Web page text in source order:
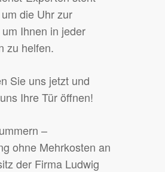
die Uhr zur
Ihnen in jeder
zu helfen.
Sie uns jetzt und
Ihre Tür öffnen!
–
ohne Mehrkosten an
der Firma Ludwig